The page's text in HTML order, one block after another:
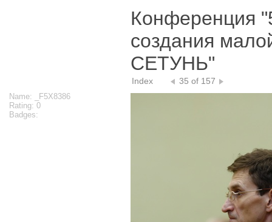
Конференция
создания
СЕТУНЬ"
Index 35 of 157
Name: _F5X8386
Rating: 0
Badges: